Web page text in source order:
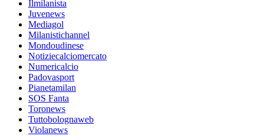
Ilmilanista
Juvenews
Mediagol
Milanistichannel
Mondoudinese
Notiziecalciomercato
Numericalcio
Padovasport
Pianetamilan
SOS Fanta
Toronews
Tuttobolognaweb
Violanews